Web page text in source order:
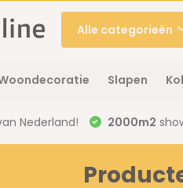
Alle categorieën
Slapen
Nederland! 2000m2